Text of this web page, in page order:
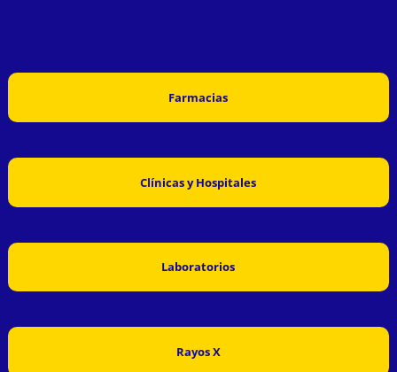
Farmacias
Clínicas y Hospitales
Laboratorios
Rayos X